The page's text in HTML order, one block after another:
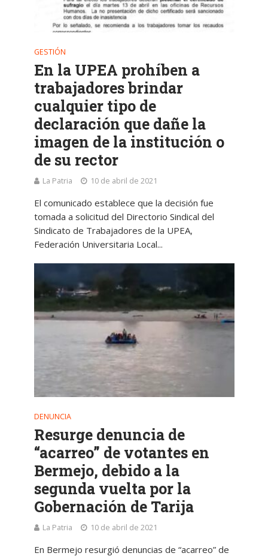
GESTIÓN
En la UPEA prohíben a
trabajadores brindar
cualquier tipo de
declaración que dañe la
imagen de la institución o
de su rector
La Patria 10 de abril de 2021
El comunicado establece que la decisión fue
tomada a solicitud del Directorio Sindical del
Sindicato de Trabajadores de la UPEA,
Federación Universitaria Local...
DENUNCIA
Resurge denuncia de
“acarreo” de votantes en
Bermejo, debido a la
segunda vuelta por la
Gobernación de Tarija
La Patria 10 de abril de 2021
En Bermejo resurgió denuncias de “acarreo” de